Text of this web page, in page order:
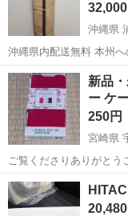
32,000
沖縄県
沖縄県内配送無料 本州への発送も可能
エンジンを搭載し、優れ
や雑草処理、庭やガーデ
す。
沖縄 浦添市 浦
新品
ー ケ
250円
宮崎県
ご覧くださりありがとうございます 新品・未使
用 ソフトレザー ケース
の薄さ、軽さを損ねない
宮崎 延岡市
20,480